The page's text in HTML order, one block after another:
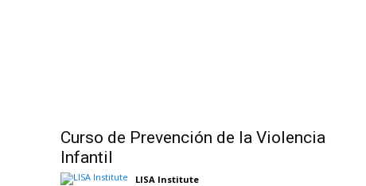
Curso de Prevención de la Violencia
Infantil
LISA Institute